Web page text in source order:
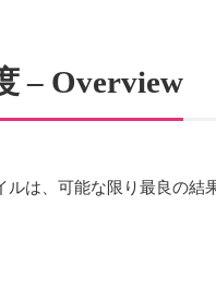
– Overview
ルは、可能な限り最良の